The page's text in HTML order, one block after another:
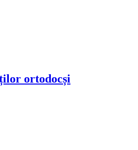
ortodocși